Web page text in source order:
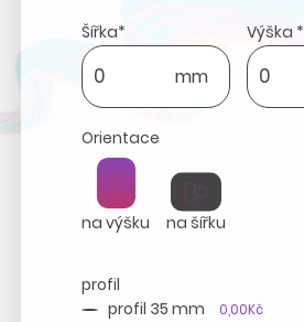
Šířka*
mm
Výška *
Orientace
na výšku na šířku
profil
profil 35 mm
0,00Kč